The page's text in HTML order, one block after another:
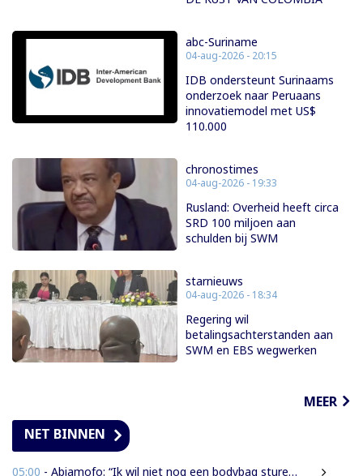
abc-Suriname
04-aug-2026 - 20:15
IDB ondersteunt Surinaams
onderzoek naar Peruaans
innovatiemodel met US$
110.000
chronostimes
04-aug-2026 - 19:33
Rusland: Overheid heeft circa
SRD 100 miljoen aan
schulden bij SWM
starnieuws
04-aug-2026 - 18:34
Regering wil
betalingsachterstanden aan
SWM en EBS wegwerken
MEER
NET BINNEN
05:00 - Abiamofo: “Ik wil niet nog een bodybag sturen naar dat gebied”